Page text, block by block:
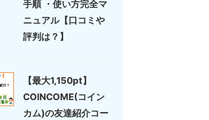
手順 ・使い方完全マ
ニュアル【口コミや
評判は？】
【最大1,150pt】
COINCOME(コイン
カム)の友達紹介コー